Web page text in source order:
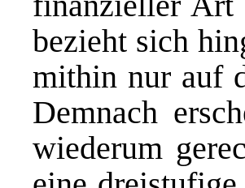
bezieht sich
mithin nur auf
Demnach
wiederum